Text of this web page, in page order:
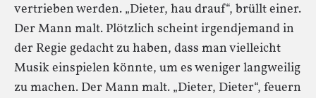
vertrieben werden. „Dieter, hau drauf“, brüllt einer.
Der Mann malt. Plötzlich scheint irgendjemand in
der Regie gedacht zu haben, dass man vielleicht
Musik einspielen könnte, um es weniger langweilig
zu machen. Der Mann malt. „Dieter, Dieter“, feuern